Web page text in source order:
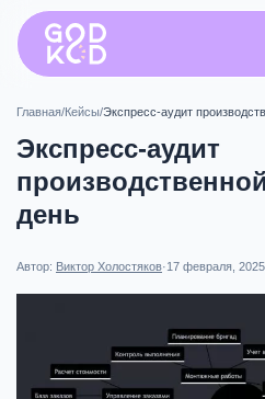
Главная/Кейсы/Экспресс-аудит
Экспресс-аудит
день
Автор: Виктор Холостяков·17 февраля, 2025